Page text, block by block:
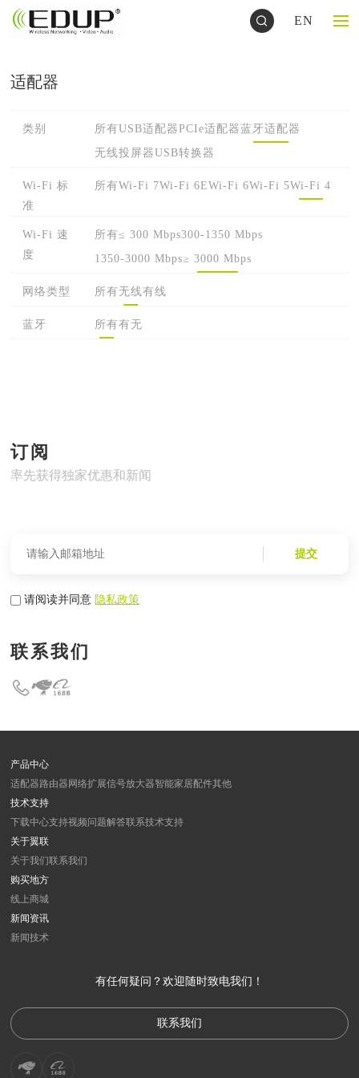
EN
适配器
类别 所有USB适配器PCIe适配器蓝牙适配器
无线投屏器USB转换器
Wi-Fi 标
准
所有Wi-Fi 7Wi-Fi 6EWi-Fi 6Wi-Fi 5Wi-Fi 4
Wi-Fi 速
度
所有≤ 300 Mbps300-1350 Mbps
1350-3000 Mbps≥ 3000 Mbps
网络类型 所有 无线有线
蓝牙 所有有 无
订阅
率先获得独家优惠和新闻
提交
请阅读并同意隐私政策
联系我们
产品中心
适配器路由器 网络扩展信号放大器智能家居配件其他
技术支持
下载中心支持视频问题解答联系技术支持
关于翼联
关于我们联系我们
购买地方
线上商城
新闻资讯
新闻技术
有任何疑问？欢迎随时致电我们！
联系我们